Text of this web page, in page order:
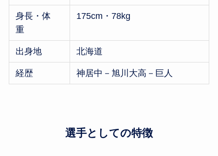
身長・体
重
175cm・78kg
出身地 北海道
経歴 神居中－旭川大高－巨人
選手としての特徴